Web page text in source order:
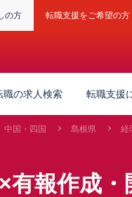
の方 転職支援をご希望の方
職の求人検索 転職支援
中国・四国 島根県 経
×有報作成